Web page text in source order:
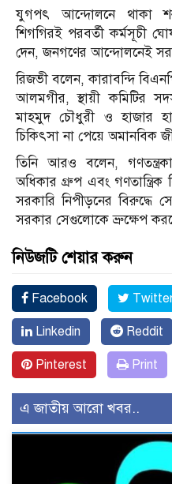
যুগপৎ আন্দোলনে থাকা
শিগগিরই পরবর্তী কর্মসূচী
দেন, জনগণের আন্দোলনেই
রিজভী বলেন, কারাবন্দি
আলমগীর, স্থায়ী কমিটির
মাহমুদ চৌধুরী ও হাজার
চিকিৎসা না পেয়ে অমানবিক
তিনি আরও বলেন,
অধিকার গ্রুপ এবং গণতান্ত্রিক
সরকারি নিপীড়নের বিরুদ্ধে
সরকার সেগুলোকে ভ্রুক্ষেপ
নিউজটি শেয়ার করুন
Facebook
Linkedin Reddit
Pinterest Print
এ জাতীয় আরো খবর..